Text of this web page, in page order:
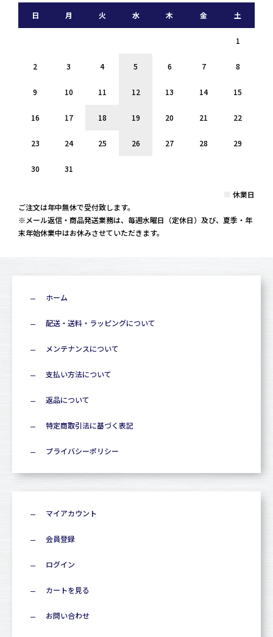
ホーム
配送・送料・ラッピングについて
メンテナンスについて
支払い方法について
返品について
特定商取引法に基づく表記
プライバシーポリシー
マイアカウント
会員登録
ログイン
カートを見る
お問い合わせ
日 月 火 水 木 金 土
1
2 3 4 5 6 7 8
9 10 11 12 13 14 15
16 17 18 19 20 21 22
23 24 25 26 27 28 29
30 31
休業日
ご注文は年中無休で受付致します。
※メール返信・商品発送業務は、毎週水曜日（定休日）及び、夏季・年
末年始休業中はお休みさせていただきます。